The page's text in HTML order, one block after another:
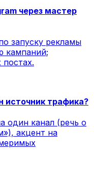
через мастер
запуску рекламы
кампаний;
источник трафика?
один канал (речь о
акцент на